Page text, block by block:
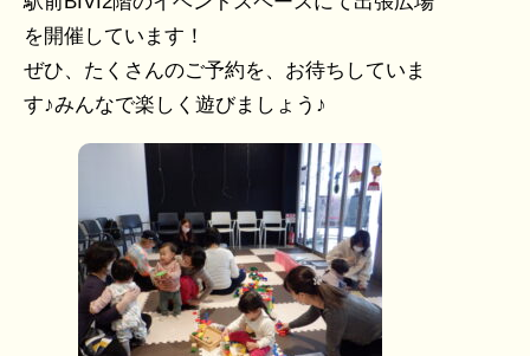
を開催しています！
ぜひ、たくさんのご予約を、お待ちしていま
す♪みんなで楽しく遊びましょう♪